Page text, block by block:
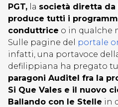
PGT, la società diretta da
produce tutti i
conduttrice o in qualche
Sulle pagine del
portale
infatti, una portavoce
defilippiana ha pregato
paragoni Auditel fra la
Si Que Vales e il nuovo
Ballando con le Stelle in